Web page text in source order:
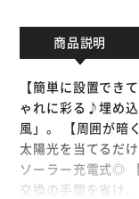
商品説明
【簡単に設置でき
ゃれに彩る♪埋め
風」。 【周囲が暗
太陽光を当てるだ
ソーラー充電式◎
交換の手間を省け